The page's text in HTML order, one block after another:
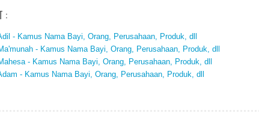
:
- Kamus Nama Bayi, Orang, Perusahaan, Produk, dll
- Kamus Nama Bayi, Orang, Perusahaan, Produk, dll
- Kamus Nama Bayi, Orang, Perusahaan, Produk, dll
- Kamus Nama Bayi, Orang, Perusahaan, Produk, dll